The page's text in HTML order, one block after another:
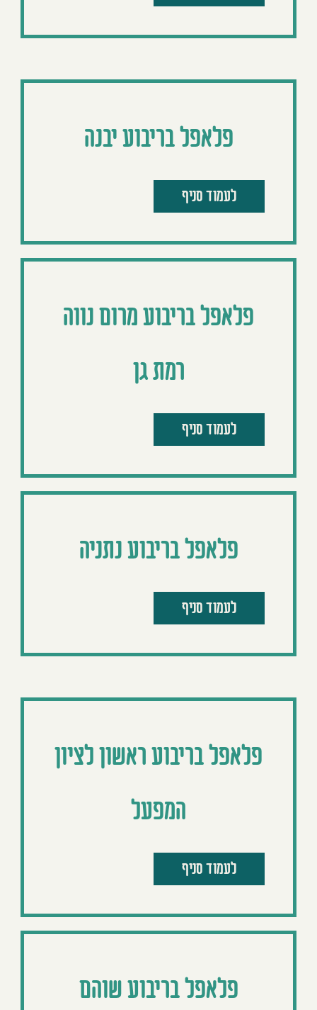
פלאפל בריבוע יבנה
לעמוד סניף
פלאפל בריבוע מרום נווה
רמת גן
לעמוד סניף
פלאפל בריבוע נתניה
לעמוד סניף
פלאפל בריבוע ראשון לציון
המפעל
לעמוד סניף
פלאפל בריבוע שוהם